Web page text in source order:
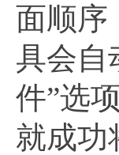
面顺序
具会自
件”选
就成功